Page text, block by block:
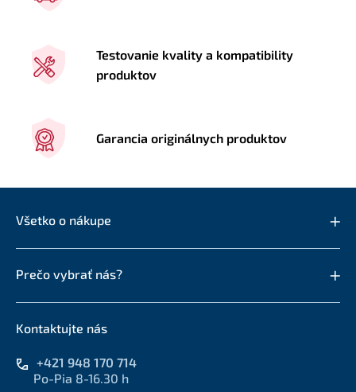
Testovanie kvality a kompatibility
produktov
Garancia originálnych produktov
Všetko o nákupe
Prečo vybrať nás?
Kontaktujte nás
+421 948 170 714
Po-Pia 8-16.30 h